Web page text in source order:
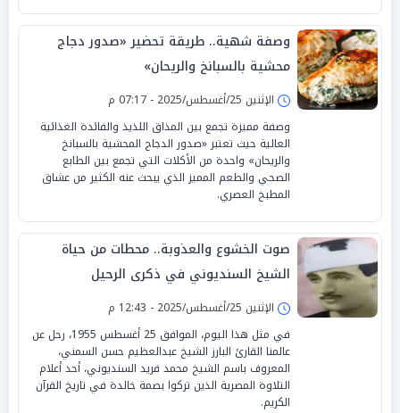
وصفة شهية.. طريقة تحضير «صدور دجاج
محشية بالسبانخ والريحان»
الإثنين 25/أغسطس/2025 - 07:17 م
وصفة مميزة تجمع بين المذاق اللذيذ والفائدة الغذائية
العالية حيث تعتبر «صدور الدجاج المحشية بالسبانخ
والريحان» واحدة من الأكلات التي تجمع بين الطابع
الصحي والطعم المميز الذي يبحث عنه الكثير من عشاق
المطبخ العصري.
صوت الخشوع والعذوبة.. محطات من حياة
الشيخ السنديوني في ذكرى الرحيل
الإثنين 25/أغسطس/2025 - 12:43 م
في مثل هذا اليوم، الموافق 25 أغسطس 1955، رحل عن
عالمنا القارئ البارز الشيخ عبدالعظيم حسن السمني،
المعروف باسم الشيخ محمد فريد السنديوني، أحد أعلام
التلاوة المصرية الذين تركوا بصمة خالدة في تاريخ القرآن
الكريم.